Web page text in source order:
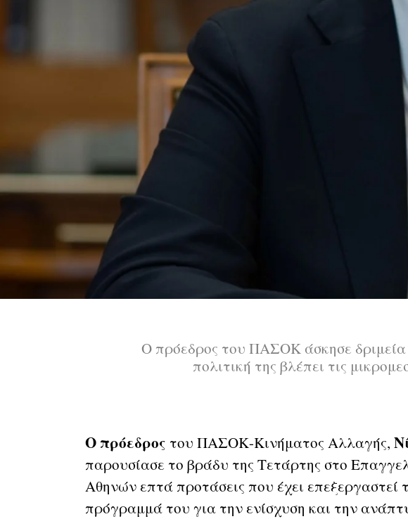
Ο πρόεδρος του ΠΑΣΟΚ άσκησε δριμεία
πολιτική της βλέπει τις
Ο πρόεδρος του ΠΑΣΟΚ-Κινήματος Αλλαγής,
παρουσίασε το βράδυ της Τετάρτης στο
Αθηνών επτά προτάσεις που έχει
πρόγραμμά του για την ενίσχυση και την